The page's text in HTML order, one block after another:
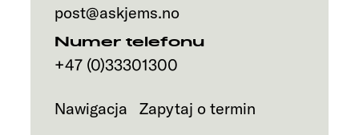
post@askjems.no
Numer telefonu
+47 (0)33301300
Nawigacja Zapytaj o termin